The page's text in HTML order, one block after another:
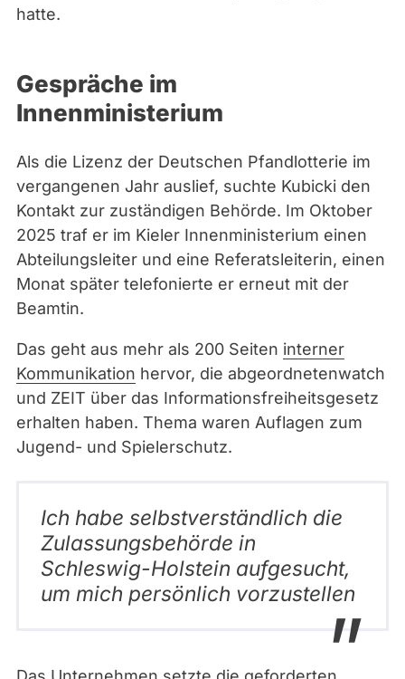
hatte.
Gespräche im
Innenministerium
Als die Lizenz der Deutschen Pfandlotterie im
vergangenen Jahr auslief, suchte Kubicki den
Kontakt zur zuständigen Behörde. Im Oktober
2025 traf er im Kieler Innenministerium einen
Abteilungsleiter und eine Referatsleiterin, einen
Monat später telefonierte er erneut mit der
Beamtin.
Das geht aus mehr als 200 Seiten interner
Kommunikation hervor, die abgeordnetenwatch
und ZEIT über das Informationsfreiheitsgesetz
erhalten haben. Thema waren Auflagen zum
Jugend- und Spielerschutz.
Ich habe selbstverständlich die
Zulassungsbehörde in
Schleswig-Holstein aufgesucht,
um mich persönlich vorzustellen